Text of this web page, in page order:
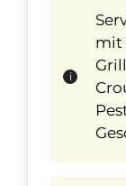
mit